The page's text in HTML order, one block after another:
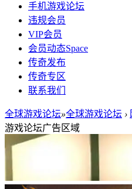
手机游戏论坛
违规会员
VIP会员
会员动态Space
传奇发布
传奇专区
联系我们
全球游戏论坛»全球游戏论坛 ›
游戏论坛广告区域